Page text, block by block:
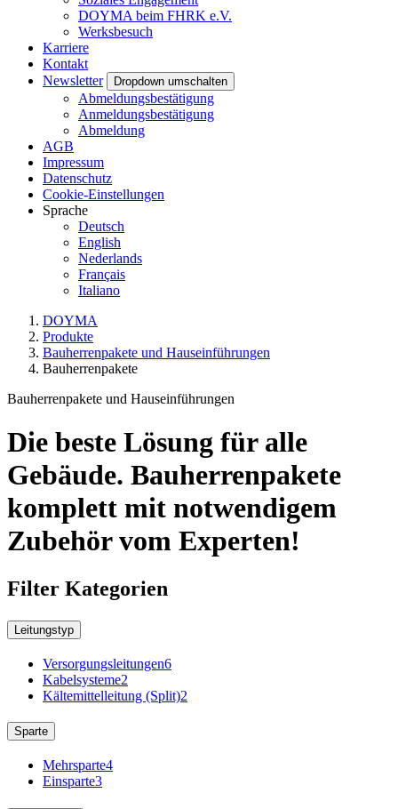
DOYMA beim FHRK e.V.
Werksbesuch
Karriere
Kontakt
Newsletter
Dropdown umschalten
Abmeldungsbestätigung
Anmeldungsbestätigung
Abmeldung
AGB
Impressum
Datenschutz
Cookie-Einstellungen
Sprache
Deutsch
English
Nederlands
Français
Italiano
DOYMA
Produkte
Bauherrenpakete und Hauseinführungen
Bauherrenpakete
Bauherrenpakete und Hauseinführungen
Die beste Lösung für alle
Gebäude. Bauherrenpakete
komplett mit notwendigem
Zubehör vom Experten!
Filter Kategorien
Leitungstyp
Versorgungsleitungen6
Kabelsysteme2
Kältemittelleitung (Split)2
Sparte
Mehrsparte4
Einsparte3